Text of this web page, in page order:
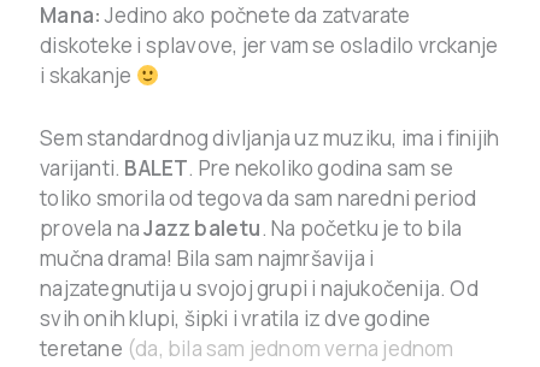
Mana:Jedino ako počnete da zatvarate
diskoteke i splavove, jer vam se osladilo vrckanje
i skakanje
Sem standardnog divljanja uz muziku, ima i finijih
varijanti. BALET. Pre nekoliko godina sam se
toliko smorila od tegova da sam naredni period
provela naJazz baletu. Na početku je to bila
mučna drama! Bila sam najmršavija i
najzategnutija u svojoj grupi i najukočenija. Od
svih onih klupi, šipki i vratila iz dve godine
teretane (da, bila sam jednom verna jednom